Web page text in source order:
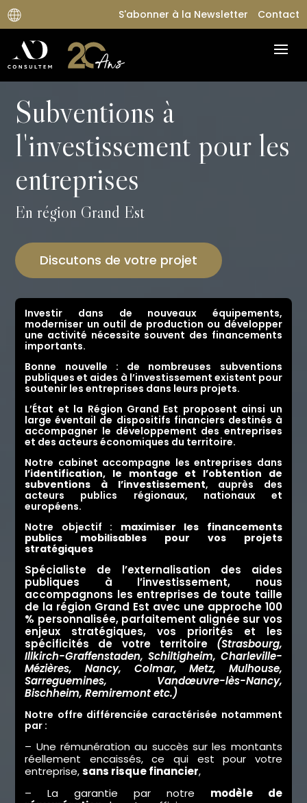
S'abonner à la Newsletter Contact
Subventions à
l'investissement pour les
entreprises
En région Grand Est
Discutons de votre projet
Investir dans de nouveaux équipements,
moderniser un outil de production ou développer
une activité nécessite souvent des financements
importants.
Bonne nouvelle : de nombreuses subventions
publiques et aides à l’investissement existent pour
soutenir les entreprises dans leurs projets.
L’État et la Région Grand Est proposent ainsi un
large éventail de dispositifs financiers destinés à
accompagner le développement des entreprises
et des acteurs économiques du territoire.
Notre cabinet accompagne les entreprises dans
l’identification, le montage et l’obtention de
subventions à l’investissement, auprès des
acteurs publics régionaux, nationaux et
européens.
Notre objectif : maximiser les financements
publics mobilisables pour vos projets
stratégiques
Spécialiste de l’externalisation des aides
publiques à l’investissement, nous
accompagnons les entreprises de toute taille
de la région Grand Est avec une approche 100
% personnalisée, parfaitement alignée sur vos
enjeux stratégiques, vos priorités et les
spécificités de votre territoire(Strasbourg,
Illkirch-Graffenstaden, Schiltigheim, Charleville-
Mézières, Nancy, Colmar,Metz, Mulhouse,
Sarreguemines, Vandœuvre-lès-Nancy,
Bischheim,Remiremont etc.)
Notre offre différenciée caractérisée notamment
par :
– Une rémunération au succès sur les montants
réellement encaissés, ce qui est pour votre
entreprise,sans risque financier,
– La garantie par notre modèle de